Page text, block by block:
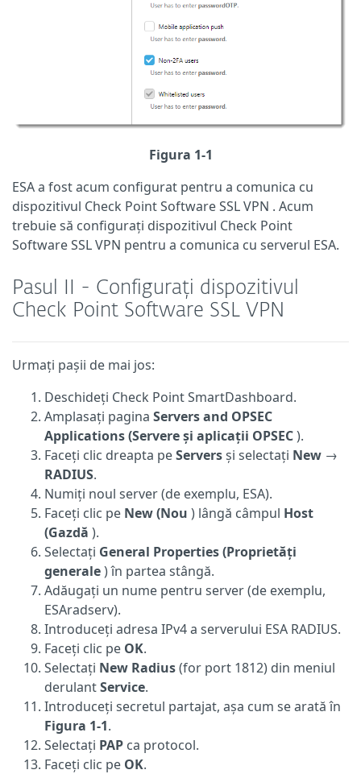
Figura 1-1
ESA a fost acum configurat pentru a comunica cu
dispozitivul Check Point Software SSL VPN . Acum
trebuie să configurați dispozitivul Check Point
Software SSL VPN pentru a comunica cu serverul ESA.
Pasul II - Configurați dispozitivul
Check Point Software SSL VPN
Urmați pașii de mai jos:
Deschideți Check Point SmartDashboard.
Amplasați pagina Servers and OPSEC
Applications (Servere și aplicații OPSEC).
Faceți clic dreapta peServersși selectați New →
RADIUS.
Numiți noul server (de exemplu, ESA).
Faceți clic pe New (Nou ) lângă câmpul Host
(Gazdă ).
Selectați General Properties (Proprietăți
generale) în partea stângă.
Adăugați un nume pentru server (de exemplu,
ESAradserv).
Introduceți adresa IPv4 a serverului ESA RADIUS.
Faceți clic pe OK.
Selectați New Radius(for port 1812) din meniul
derulantService.
Introduceți secretul partajat, așa cum se arată în
Figura 1-1.
Selectați PAP ca protocol.
Faceți clic pe OK.